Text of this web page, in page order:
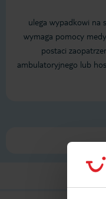
ulega wypadkowi na
wymaga pomocy
postaci
ambulatoryjnego lub